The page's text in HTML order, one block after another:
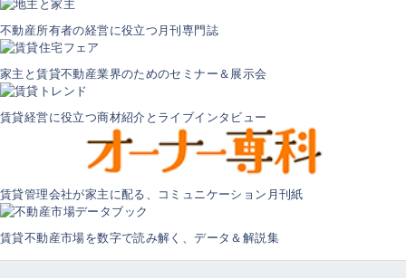
不動産所有者の経営に役立つ月刊専門誌
家主と賃貸不動産業界のためのセミナー＆展示会
賃貸経営に役立つ商材紹介とライブインタビュー
賃貸管理会社が家主に配る、コミュニケーション月刊紙
賃貸不動産市場を数字で読み解く、データ＆解説集